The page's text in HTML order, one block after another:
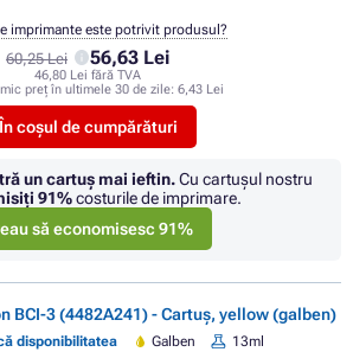
60,25 Lei 56,63 Lei
46,80 Lei fără TVA
preț în ultimele 30 de zile: 6,43 Lei
În coșul de cumpărături
imprimante este potrivit produsul?
un cartuș mai ieftin.Cu cartuşul nostru
91%costurile de imprimare.
să economisesc 91%
BCI-3 (4482A241) - Cartuș, yellow (galben)
disponibilitatea Galben 13ml